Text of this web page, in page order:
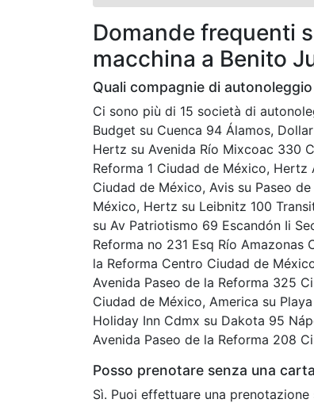
Domande frequenti
macchina a Benito
Quali compagnie di
Ci sono più di 15 società di
Budget su Cuenca 94 Álamos,
Hertz su Avenida Río Mixcoac 330
Reforma 1 Ciudad de México,
Ciudad de México, Avis su Paseo
México, Hertz su Leibnitz 100
su Av Patriotismo 69 Escandón Ii
Reforma no 231 Esq Río Amazonas
la Reforma Centro Ciudad de
Avenida Paseo de la Reforma 325
Ciudad de México, America su
Holiday Inn Cdmx su Dakota 95
Avenida Paseo de la Reforma 208
Posso prenotare senza una
Sì. Puoi effettuare una